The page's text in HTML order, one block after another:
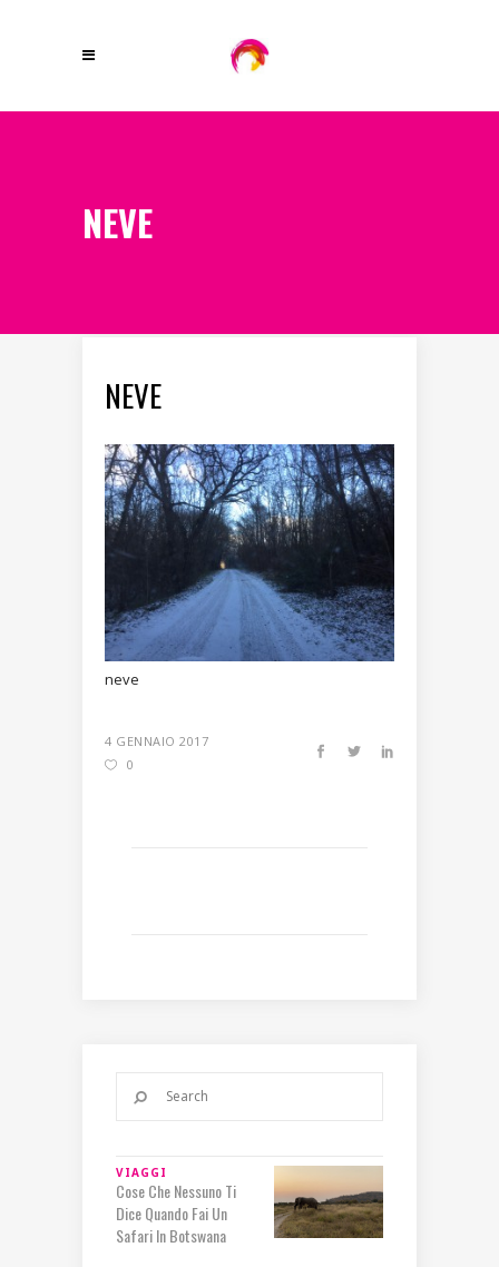
NEVE
NEVE
neve
4 GENNAIO 2017
0
VIAGGI
Cose Che Nessuno Ti
Dice Quando Fai Un
Safari In Botswana